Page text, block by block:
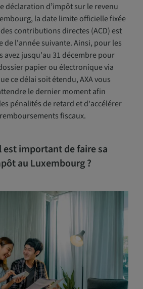
déclaration dʼimpôt sur le revenu
la date limite officielle fixée
contributions directes (ACD) est
de l'année suivante. Ainsi, pour les
avez jusqu'au 31 décembre pour
papier ou électronique via
ce délai soit étendu, AXA vous
le dernier moment afin
pénalités de retard et d'accélérer
fiscaux.
est important de faire sa
au Luxembourg ?